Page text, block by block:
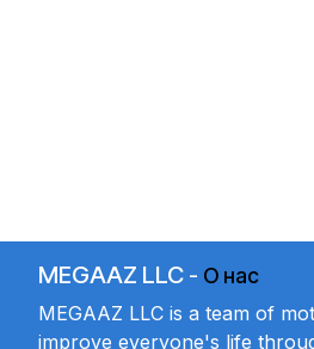
MEGAAZ LLC - О нас
MEGAAZ LLC is a team of
improve everyone's life